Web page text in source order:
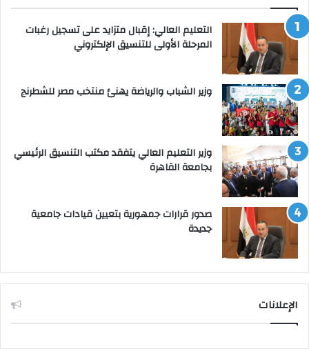
التعليم العالي: إقبال متزايد على تسجيل رغبات
المرحلة الأولى للتنسيق الإلكتروني
وزير الشباب والرياضة يهنئ منتخب مصر للشطرنج
وزير التعليم العالي يتفقد مكتب التنسيق الرئيسي
بجامعة القاهرة
صدور قرارات جمهورية بتعيين قيادات جامعية
جديدة
الإعلانات